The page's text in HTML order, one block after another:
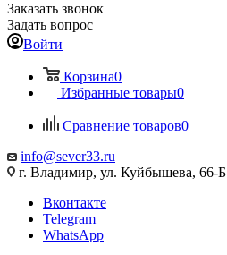
Заказать звонок
Задать вопрос
Войти
Корзина0
Избранные товары0
Сравнение товаров0
info@sever33.ru
г. Владимир, ул. Куйбышева, 66-Б
Вконтакте
Telegram
WhatsApp